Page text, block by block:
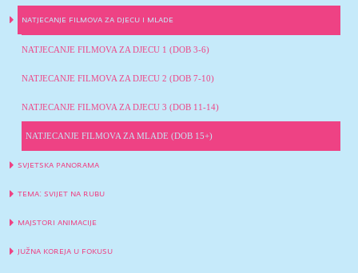
natjecanje filmova za djecu i mlade
NATJECANJE FILMOVA ZA DJECU 1 (DOB 3-6)
NATJECANJE FILMOVA ZA DJECU 2 (DOB 7-10)
NATJECANJE FILMOVA ZA DJECU 3 (DOB 11-14)
NATJECANJE FILMOVA ZA MLADE (DOB 15+)
svjetska panorama
tema: svijet na rubu
majstori animacije
južna koreja u fokusu